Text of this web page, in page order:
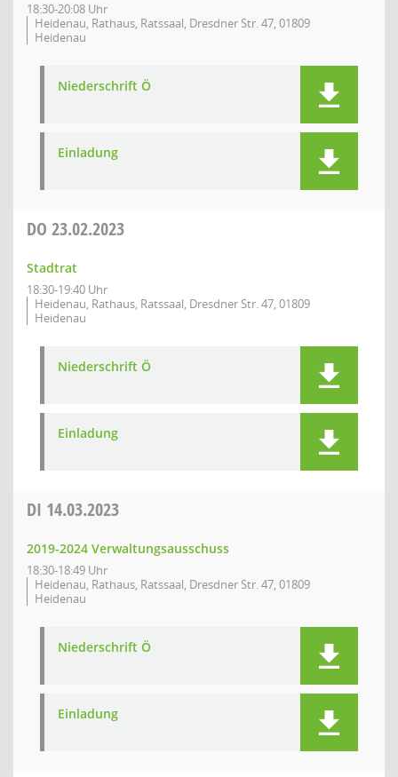
18:30-20:08 Uhr
Heidenau, Rathaus, Ratssaal, Dresdner Str. 47, 01809
Heidenau
Niederschrift Ö
Einladung
DO 23.02.2023
Stadtrat
18:30-19:40 Uhr
Heidenau, Rathaus, Ratssaal, Dresdner Str. 47, 01809
Heidenau
Niederschrift Ö
Einladung
DI 14.03.2023
2019-2024 Verwaltungsausschuss
18:30-18:49 Uhr
Heidenau, Rathaus, Ratssaal, Dresdner Str. 47, 01809
Heidenau
Niederschrift Ö
Einladung